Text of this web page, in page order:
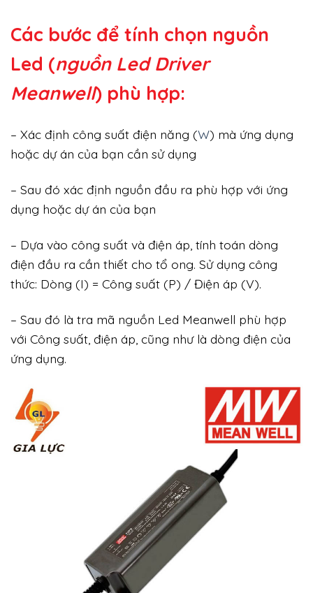
Các bước để tính chọn nguồn
Led (nguồn Led Driver
Meanwell) phù hợp:
– Xác định công suất điện năng (W) mà ứng dụng
hoặc dự án của bạn cần sử dụng
– Sau đó xác định nguồn đầu ra phù hợp với ứng
dụng hoặc dự án của bạn
– Dựa vào công suất và điện áp, tính toán dòng
điện đầu ra cần thiết cho tổ ong. Sử dụng công
thức: Dòng (I) = Công suất (P) / Điện áp (V).
– Sau đó là tra mã nguồn Led Meanwell phù hợp
với Công suất, điện áp, cũng như là dòng điện của
ứng dụng.